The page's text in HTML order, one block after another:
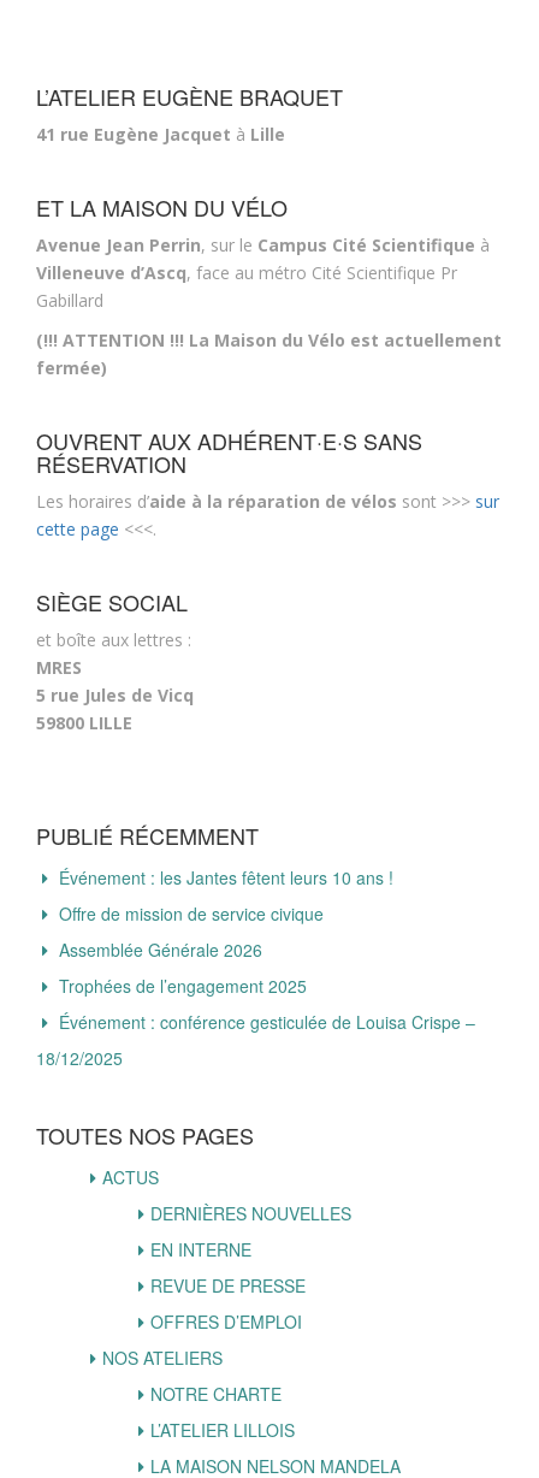
L’ATELIER EUGÈNE BRAQUET
41 rue Eugène Jacquet à Lille
ET LA MAISON DU VÉLO
Avenue Jean Perrin, sur le Campus Cité Scientifique à
Villeneuve d’Ascq, face au métro Cité Scientifique Pr
Gabillard
(!!! ATTENTION !!! La Maison du Vélo est actuellement
fermée)
OUVRENT AUX ADHÉRENT·E·S SANS
RÉSERVATION
Les horaires d’aide à la réparation de vélos sont >>> sur
cette page <<<.
SIÈGE SOCIAL
et boîte aux lettres :
MRES
5 rue Jules de Vicq
59800 LILLE
PUBLIÉ RÉCEMMENT
Événement : les Jantes fêtent leurs 10 ans !
Offre de mission de service civique
Assemblée Générale 2026
Trophées de l’engagement 2025
Événement : conférence gesticulée de Louisa Crispe –
18/12/2025
TOUTES NOS PAGES
ACTUS
DERNIÈRES NOUVELLES
EN INTERNE
REVUE DE PRESSE
OFFRES D’EMPLOI
NOS ATELIERS
NOTRE CHARTE
L’ATELIER LILLOIS
LA MAISON NELSON MANDELA